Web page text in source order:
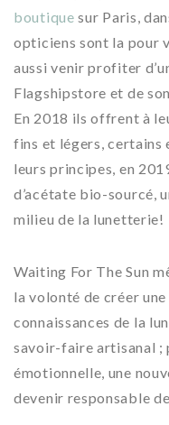
boutique sur Paris,
opticiens sont la pour
aussi venir profiter
Flagshipstore et de
En 2018 ils offrent à
fins et légers, certains
leurs principes, en
d’acétate bio-sourcé,
milieu de la lunetterie!
Waiting For The Sun
la volonté de créer
connaissances de la
savoir-faire artisanal ;
émotionnelle, une
devenir responsable